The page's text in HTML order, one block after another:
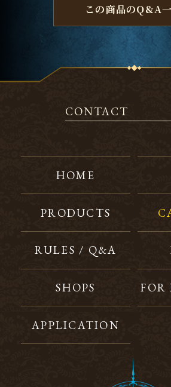
この商品のQ&A
CONTACT
HOME
PRODUCTS
RULES / Q&A
SHOPS FOR
APPLICATION